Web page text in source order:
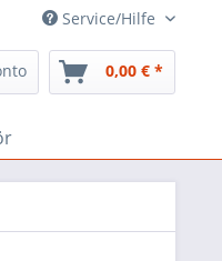
Service/Hilfe
0,00 € *